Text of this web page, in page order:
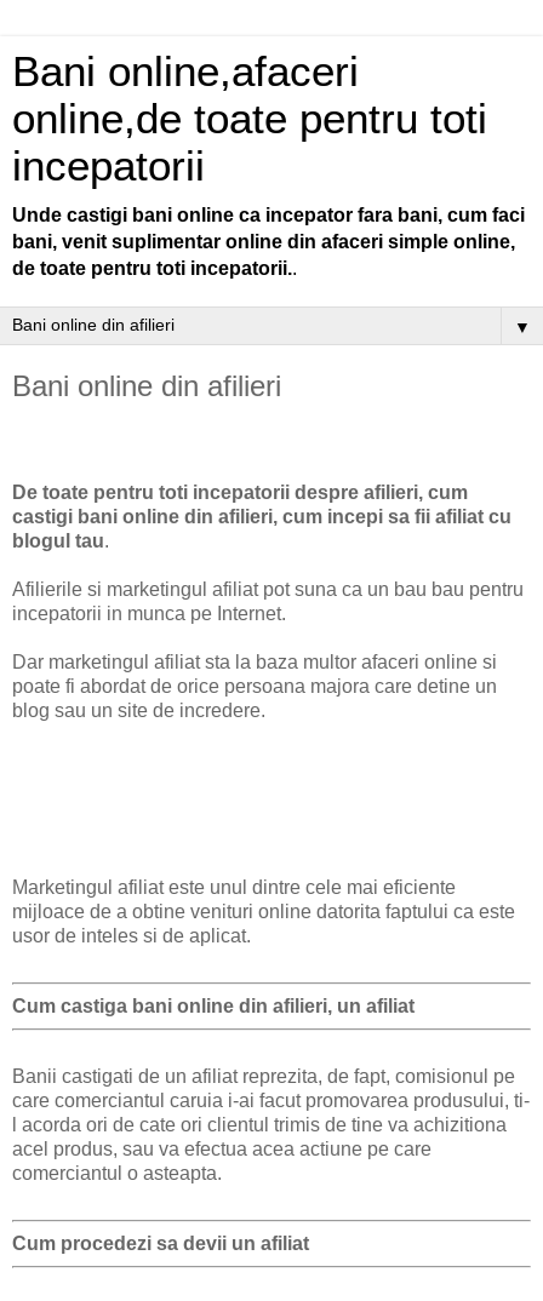
Bani online,afaceri
online,de toate pentru toti
incepatorii
Unde castigi bani online ca incepator fara bani, cum faci
bani, venit suplimentar online din afaceri simple online,
de toate pentru toti incepatorii..
▼
Bani online din afilieri
De toate pentru toti incepatorii despre afilieri, cum
castigi bani online din afilieri, cum incepi sa fii afiliat cu
blogul tau.
Afilierile si marketingul afiliat pot suna ca un bau bau pentru
incepatorii in munca pe Internet.
Dar marketingul afiliat sta la baza multor afaceri online si
poate fi abordat de orice persoana majora care detine un
blog sau un site de incredere.
Marketingul afiliat este unul dintre cele mai eficiente
mijloace de a obtine venituri online datorita faptului ca este
usor de inteles si de aplicat.
Cum castiga bani online din afilieri, un afiliat
Banii castigati de un afiliat reprezita, de fapt, comisionul pe
care comerciantul caruia i-ai facut promovarea produsului, ti-
l acorda ori de cate ori clientul trimis de tine va achizitiona
acel produs, sau va efectua acea actiune pe care
comerciantul o asteapta.
Cum procedezi sa devii un afiliat